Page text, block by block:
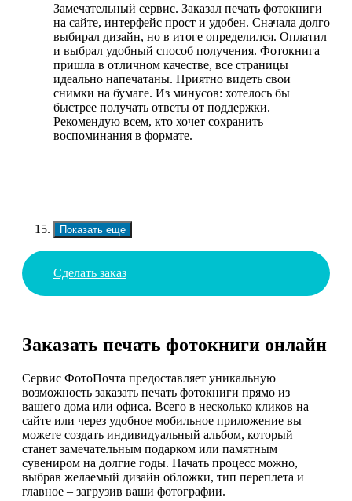
Замечательный сервис. Заказал печать фотокниги
на сайте, интерфейс прост и удобен. Сначала долго
выбирал дизайн, но в итоге определился. Оплатил
и выбрал удобный способ получения. Фотокнига
пришла в отличном качестве, все страницы
идеально напечатаны. Приятно видеть свои
снимки на бумаге. Из минусов: хотелось бы
быстрее получать ответы от поддержки.
Рекомендую всем, кто хочет сохранить
воспоминания в формате.
Показать еще
Сделать заказ
Заказать печать фотокниги онлайн
Сервис ФотоПочта предоставляет уникальную
возможность заказать печать фотокниги прямо из
вашего дома или офиса. Всего в несколько кликов на
сайте или через удобное мобильное приложение вы
можете создать индивидуальный альбом, который
станет замечательным подарком или памятным
сувениром на долгие годы. Начать процесс можно,
выбрав желаемый дизайн обложки, тип переплета и
главное – загрузив ваши фотографии.